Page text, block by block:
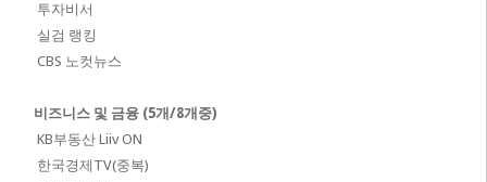
투자비서
실검 랭킹
CBS 노컷뉴스
비즈니스 및 금융 (5개/8개중)
KB부동산 Liiv ON
한국경제TV(중복)